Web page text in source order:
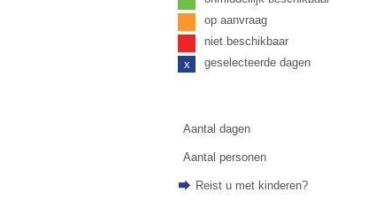
op aanvraag
niet beschikbaar
x
geselecteerde dagen
Aantal dagen
Aantal personen
Reist u met kinderen?